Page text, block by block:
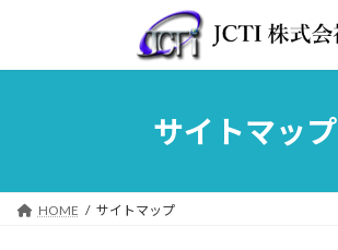
ン
ー
サイトマップ
HOME サイトマップ